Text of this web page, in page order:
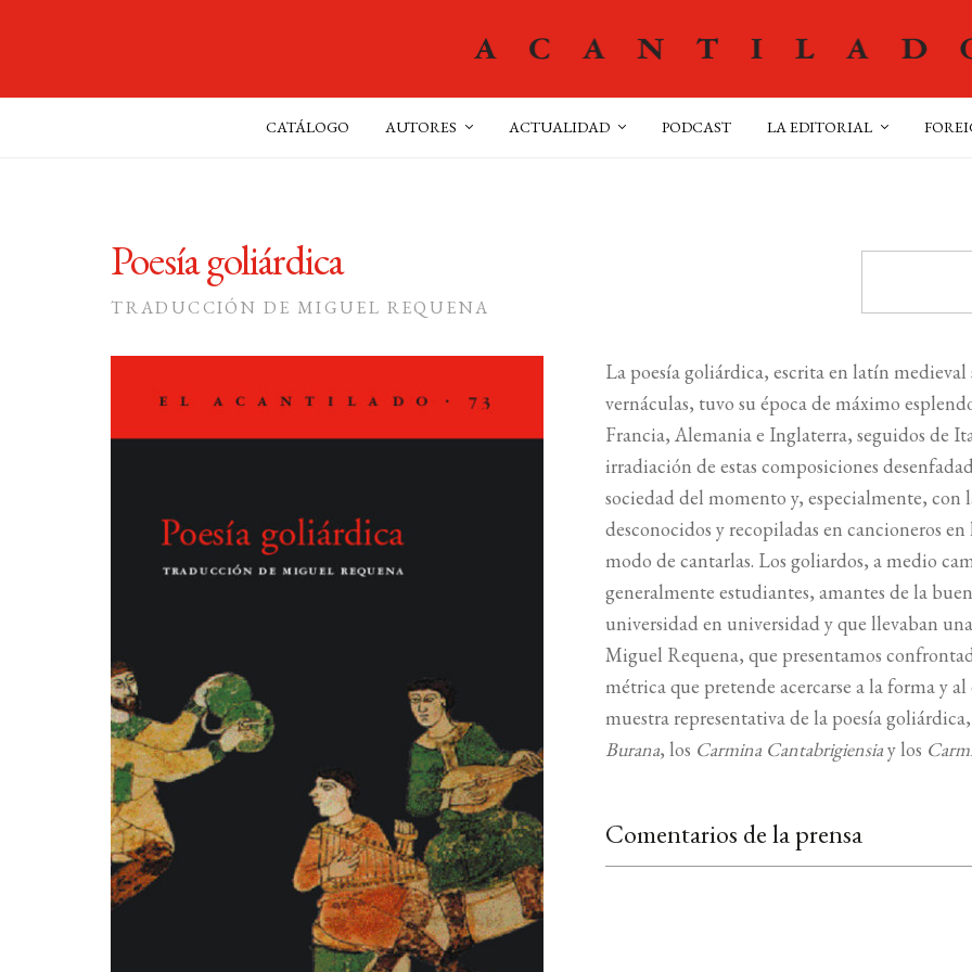
CATÁLOGO AUTORES ACTUALIDAD PODCAST LA EDITORIAL
Poesía goliárdica
TRADUCCIÓN DE MIGUEL REQUENA
La poesía goliárdica, escrita en latín
vernáculas, tuvo su época de máximo
Francia, Alemania e Inglaterra, seguidos de
irradiación de estas composiciones
sociedad del momento y, especialmente,
desconocidos y recopiladas en cancioneros
modo de cantarlas. Los goliardos, a medio
generalmente estudiantes, amantes de la
universidad en universidad y que llevaban
Miguel Requena, que presentamos
métrica que pretende acercarse a la forma y
muestra representativa de la poesía
Burana, los Carmina Cantabrigiensiay los
Comentarios de la prensa